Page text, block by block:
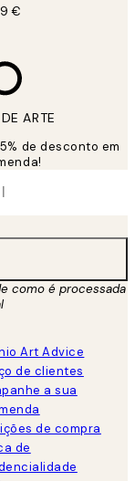
€
ARTE
de desconto em
como é processada
Art Advice
de clientes
a sua
de compra
de